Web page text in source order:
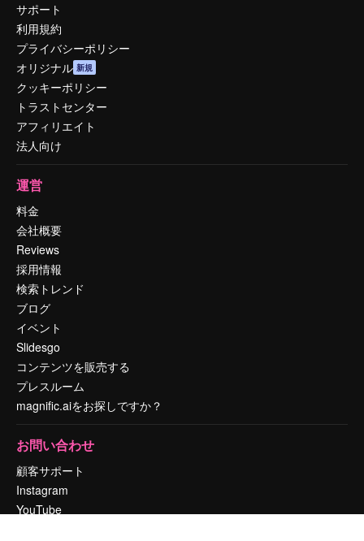
サポート
利用規約
プライバシーポリシー
オリジナル 新規
クッキーポリシー
トラストセンター
アフィリエイト
法人向け
運営
料金
会社概要
Reviews
採用情報
検索トレンド
ブログ
イベント
Slidesgo
コンテンツを販売する
プレスルーム
magnific.aiをお探しですか？
お問い合わせ
顧客サポート
Instagram
YouTube